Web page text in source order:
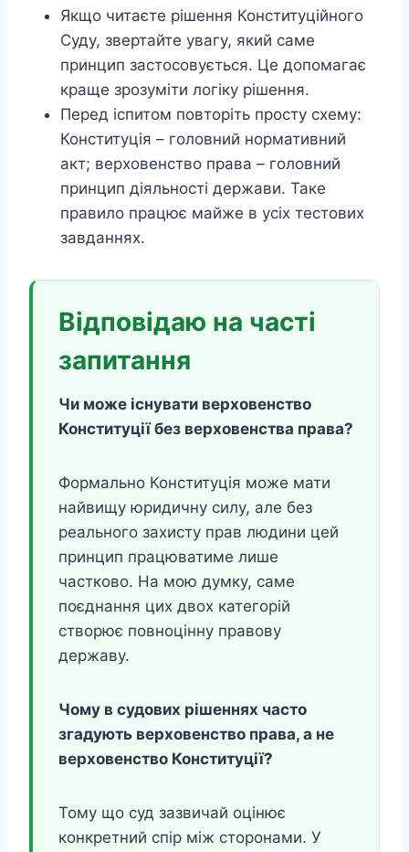
Якщо читаєте рішення Конституційного
Суду, звертайте увагу, який саме
принцип застосовується. Це допомагає
краще зрозуміти логіку рішення.
Перед іспитом повторіть просту схему:
Конституція – головний нормативний
акт; верховенство права – головний
принцип діяльності держави. Таке
правило працює майже в усіх тестових
завданнях.
Відповідаю на часті
запитання
Чи може існувати верховенство
Конституції без верховенства права?
Формально Конституція може мати
найвищу юридичну силу, але без
реального захисту прав людини цей
принцип працюватиме лише
частково. На мою думку, саме
поєднання цих двох категорій
створює повноцінну правову
державу.
Чому в судових рішеннях часто
згадують верховенство права, а не
верховенство Конституції?
Тому що суд зазвичай оцінює
конкретний спір між сторонами. У